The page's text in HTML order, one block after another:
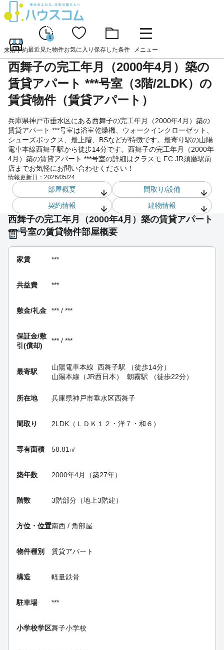
来店予約
1
最近見た物件お気に入り 保存した条件 メニュー
西舞子の完工年月（2000年4月）築の
賃貸アパート ***号室（3階/2LDK）の
賃貸物件（賃貸アパート）
兵庫県神戸市垂水区にある西舞子の完工年月（2000年4月）築の
賃貸アパート ***号室は浴室乾燥機、ウォークインクローゼット、
シューズボックス、最上階、BSなどが特徴です。最寄り駅の山陽
電車本線西舞子駅から徒歩14分です。西舞子の完工年月（2000年
4月）築の賃貸アパート ***号室の詳細はクラスモ FC JR須磨駅前
店までお気軽にお問い合わせください！
情報更新日： 2026/05/24
部屋概要
間取り/設備
契約情報
建物情報
西舞子の完工年月（2000年4月）築の賃貸アパート
***号室の賃貸物件部屋概要
家賃 ***
共益費 ***
敷金/礼金 *** / ***
保証金/敷
引(償却)
*** / ***
最寄駅
山陽電車本線 西舞子駅 （徒歩14分）
山陽本線（JR西日本）
朝霧駅 （徒歩22分）
所在地 兵庫県神戸市垂水区西舞子
間取り 2LDK（ＬＤＫ１２・洋７・和６）
専有面積 58.81㎡
築年数 2000年4月（築27年）
階数 3階部分（地上3階建）
方位・位置南西 / 角部屋
物件種別 賃貸アパート
構造 軽量鉄骨
駐車場 ***
小学校学区舞子小学校